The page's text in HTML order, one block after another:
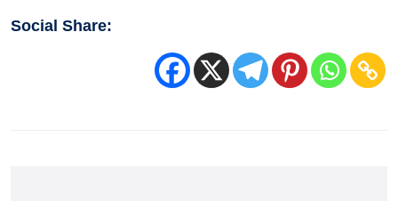
Social Share: